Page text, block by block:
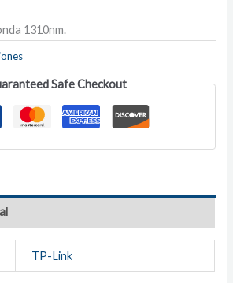
1310nm.
Safe Checkout
TP-Link